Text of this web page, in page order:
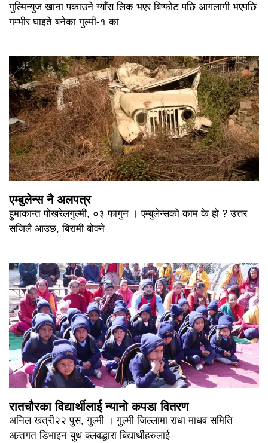
गुल्मिन्युज खाना पकाउने ग्याँस लिक भएर बिष्फोट पछि आगलागी भएपछि
गम्भीर घाइते बनेका गुल्मी-१ का
एम्बुलेन्स नै अलपत्र
हुमाकान्त पोखरेलगुल्मी, ०३ फागुन । एम्बुलेन्सको काम के हो ? उत्तर
सजिलै आउछ, बिरामी बोक्ने
रातचौरका विद्यार्थीलाई न्यानो कपडा वितरण
अनिल खत्री२२ पुस, गुल्मी । गुल्मी जिल्लामा राधा माधव समिति
अन्र्तगत डिभाइन युथ क्लवद्धारा बिद्यार्थीहरुलाई